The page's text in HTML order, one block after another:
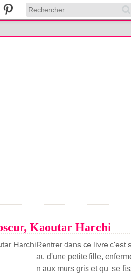
Kaoutar Harchi
Rentrer dans ce livre c'est
au d'une petite fille,
n aux murs gris et qui se